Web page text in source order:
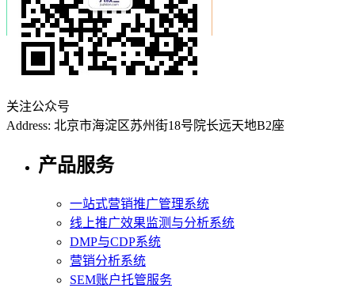
关注公众号
Address: 北京市海淀区苏州街18号院长远天地B2座
产品服务
一站式营销推广管理系统
线上推广效果监测与分析系统
DMP与CDP系统
营销分析系统
SEM账户托管服务